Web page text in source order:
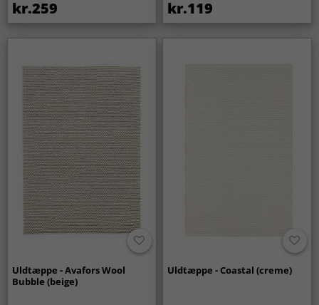
kr.259 kr.119
Uldtæppe - Avafors Wool
Bubble (beige)
Uldtæppe - Coastal (creme)